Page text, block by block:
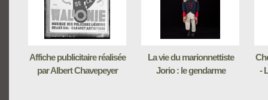
Affiche publicitaire réalisée
par Albert Chavepeyer
La vie du marionnettiste
Jorio : le gendarme
-